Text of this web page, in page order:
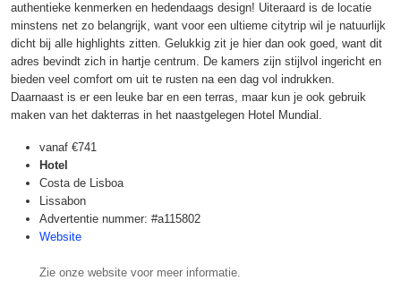
authentieke kenmerken en hedendaags design! Uiteraard is de locatie
minstens net zo belangrijk, want voor een ultieme citytrip wil je natuurlijk
dicht bij alle highlights zitten. Gelukkig zit je hier dan ook goed, want dit
adres bevindt zich in hartje centrum. De kamers zijn stijlvol ingericht en
bieden veel comfort om uit te rusten na een dag vol indrukken.
Daarnaast is er een leuke bar en een terras, maar kun je ook gebruik
maken van het dakterras in het naastgelegen Hotel Mundial.
vanaf €741
Hotel
Costa de Lisboa
Lissabon
Advertentie nummer: #a115802
Website
Zie onze website voor meer informatie.